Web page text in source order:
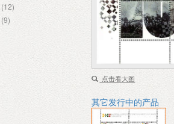
(12)
(9)
点击看大图
其它发行中的产品